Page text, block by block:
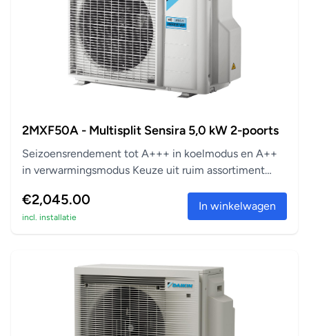
2MXF50A - Multisplit Sensira 5,0 kW 2-poorts
Seizoensrendement tot A+++ in koelmodus en A++
in verwarmingsmodus Keuze uit ruim assortiment
€2,045.00
incl. installatie
In winkelwagen